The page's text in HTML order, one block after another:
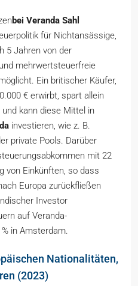
bei Veranda Sahl
für Nichtansässige,
5 Jahren von der
mehrwertsteuerfreie
Ein britischer Käufer,
€ erwirbt, spart allein
kann diese Mittel in
investieren, wie z. B.
private Pools. Darüber
mit 22
von Einkünften, so dass
Europa zurückfließen
Investor
auf Veranda-
in Amsterdam.
Nationalitäten,
(2023)